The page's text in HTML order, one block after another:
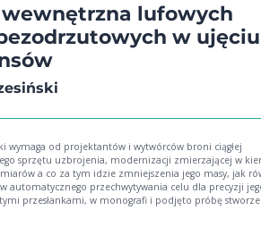
lufowych
w ujęciu
wymaga od projektantów i wytwórców broni ciągłej
sprzętu uzbrojenia, modernizacji zmierzającej w
a co za tym idzie zmniejszenia jego masy, jak
automatycznego przechwytywania celu dla precyzji
tymi przesłankami, w monografi i podjęto próbę